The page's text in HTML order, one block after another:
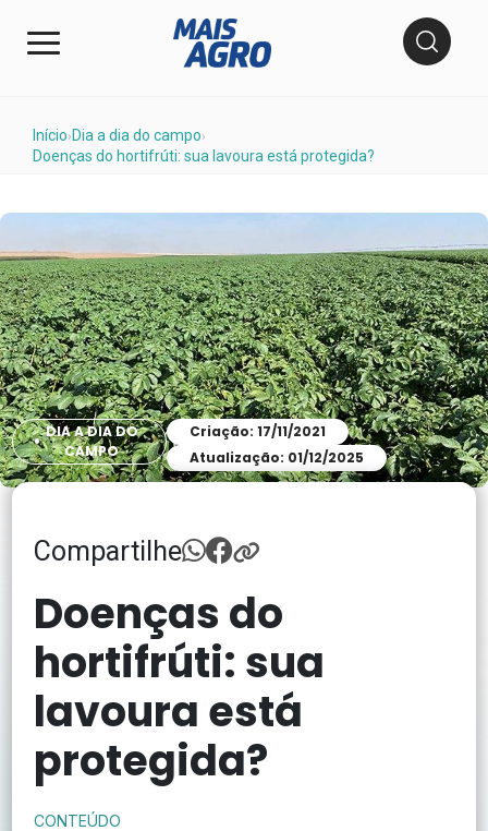
Início› Dia a dia do campo›
Doenças do hortifrúti: sua lavoura está protegida?
DIA A DIA DO
CAMPO
Criação: 17/11/2021
Atualização: 01/12/2025
Compartilhe
Doenças do
hortifrúti: sua
lavoura está
protegida?
CONTEÚDO